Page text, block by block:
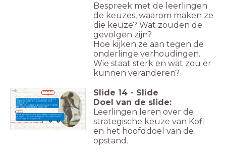
Bespreek met de leerlingen
de keuzes, waarom maken ze
die keuze? Wat zouden de
gevolgen zijn?
Hoe kijken ze aan tegen de
onderlinge verhoudingen.
Wie staat sterk en wat zou er
kunnen veranderen?
'als de gouverneur wil de grond hebbe van berbice die je
sal krijgen ... maar dan moet je ook sien, dat je nieuwe
slaven krijgt, maar wij ben vrij.'
Opstan
d
Kofi besluit te onderhandelen over de verdeling
van Berbice tussen de opstandelingen en de
kolonisators.
Over één voorwaarde is geen discussie mogelijk:
Kofi en zijn medestanders blijven vrij!
april
1763
Brief van Kofi aan gouverneur Van Hoogenheim
Slide 14 - Slide
Doel van de slide:
Leerlingen leren over de
strategische keuze van Kofi
en het hoofddoel van de
opstand.